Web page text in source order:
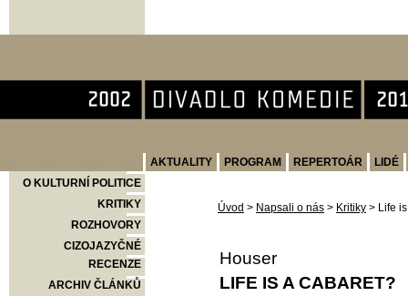
AKTUALITY PROGRAM REPERTOÁR
LIDÉ
O KULTURNÍ POLITICE
KRITIKY
ROZHOVORY
CIZOJAZYČNÉ
RECENZE
ARCHIV ČLÁNKŮ
Úvod > Napsali o nás > Kritiky > Life
Houser
LIFE IS A CABARET?